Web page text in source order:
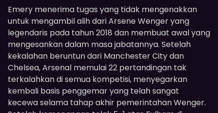
Emery menerima tugas yang tidak mengenakkan
untuk mengambil alih dari Arsene Wenger yang
legendaris pada tahun 2018 dan membuat awal yang
mengesankan dalam masa jabatannya. Setelah
kekalahan beruntun dari Manchester City dan
Chelsea, Arsenal memulai 22 pertandingan tak
terkalahkan di semua kompetisi, menyegarkan
kembali basis penggemar yang telah sangat
kecewa selama tahap akhir pemerintahan Wenger.